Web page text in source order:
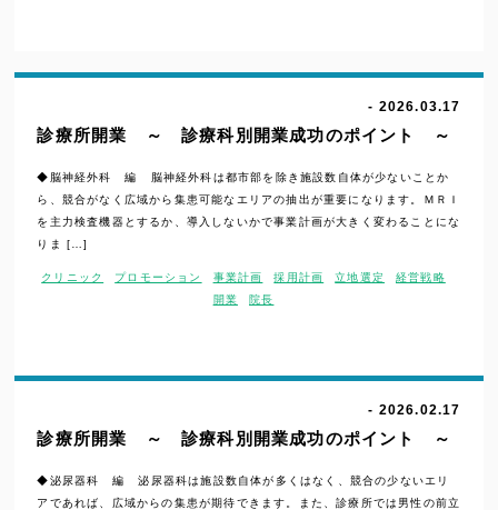
- 2026.03.17
診療所開業 ～ 診療科別開業成功のポイント ～
◆脳神経外科 編 脳神経外科は都市部を除き施設数自体が少ないことか
ら、競合がなく広域から集患可能なエリアの抽出が重要になります。ＭＲＩ
を主力検査機器とするか、導入しないかで事業計画が大きく変わることにな
りま […]
クリニック プロモーション 事業計画 採用計画 立地選定
経営戦略
開業
院長
- 2026.02.17
診療所開業 ～ 診療科別開業成功のポイント ～
◆泌尿器科 編 泌尿器科は施設数自体が多くはなく、競合の少ないエリ
アであれば、広域からの集患が期待できます。また、診療所では男性の前立